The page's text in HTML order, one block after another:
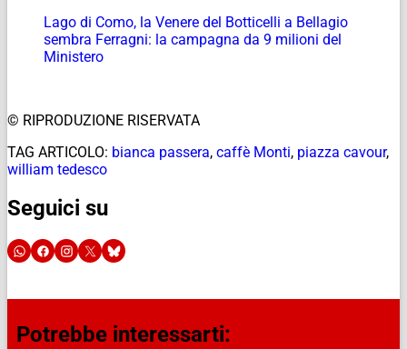
Lago di Como, la Venere del Botticelli a Bellagio
sembra Ferragni: la campagna da 9 milioni del
Ministero
© RIPRODUZIONE RISERVATA
TAG ARTICOLO: bianca passera, caffè Monti, piazza cavour,
william tedesco
Seguici su
Potrebbe interessarti: